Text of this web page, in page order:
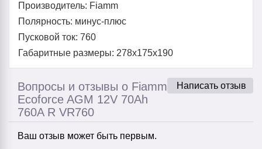
Производитель: Fiamm
Полярность: минус-плюс
Пусковой ток: 760
Габаритные размеры: 278x175x190
Написать отзыв
Вопросы и отзывы о Fiamm
Ecoforce AGM 12V 70Ah
760A R VR760
Ваш отзыв может быть первым.